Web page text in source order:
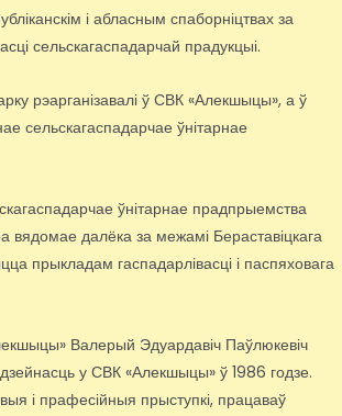
і абласным спаборніцтвах за
сельскагаспадарчай прадукцыі.
рэарганізавалі ў СВК «Алекшыцы», а ў
сельскагаспадарчае ўнітарнае
ўнітарнае прадпрыемства
далёка за межамі Бераставіцкага
прыкладам гаспадарлівасці і паспяховага
Валерый Эдуардавіч Паўлюкевіч
у СВК «Алекшыцы» ў 1986 годзе.
і прафесійныя прыступкі, працаваў